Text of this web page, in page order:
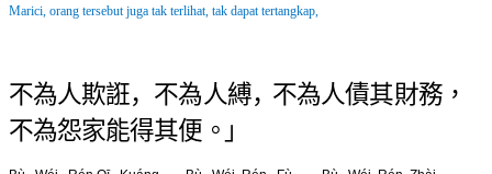
Marici, orang tersebut juga tak terlihat, tak dapat tertangkap,
不 為 人 欺 誑 ， 不 為 人 縛 ， 不 為 人 債 其 財 務 ，
不 為 怨 家 能 得 其 便 。」